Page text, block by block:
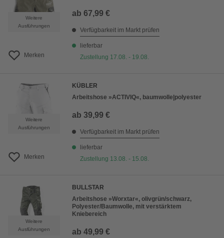
Weitere
Ausführungen
Merken
ab 67,99 €
Verfügbarkeit im Markt prüfen
lieferbar
Zustellung 17.08. - 19.08.
Weitere
Ausführungen
Merken
KÜBLER
Arbeitshose »ACTIVIQ«, baumwolle|polyester
ab 39,99 €
Verfügbarkeit im Markt prüfen
lieferbar
Zustellung 13.08. - 15.08.
Weitere
Ausführungen
BULLSTAR
Arbeitshose »Worxtar«, olivgrün/schwarz,
Polyester/Baumwolle, mit verstärktem
Kniebereich
ab 49,99 €